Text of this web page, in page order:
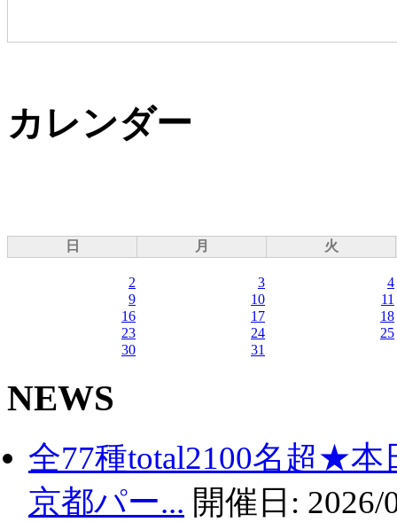
カレンダー
日 月 火
2 3
4
9
10
11
16
17
18
23
24
25
30
31
NEWS
全77種total2100名超★本
京都パー... 開催日: 2026/